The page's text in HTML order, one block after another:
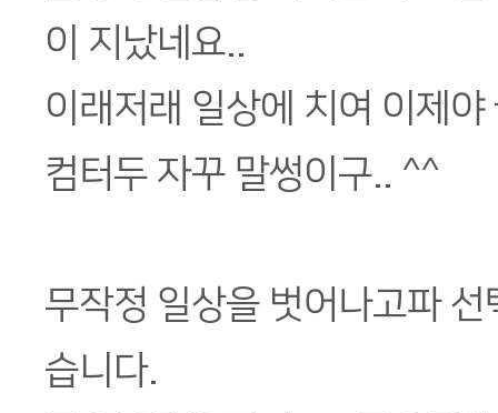
이 지났네요..
이래저래 일상에 치여 이제
컴터두 자꾸 말썽이구.. ^^
무작정 일상을 벗어나고파
습니다.